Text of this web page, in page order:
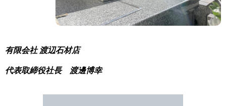
有限会社 渡辺石材店
代表取締役社長 渡邊博幸